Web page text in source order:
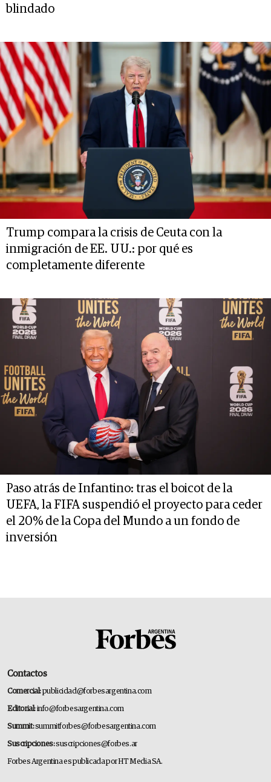
blindado
Trump compara la crisis de Ceuta con la
inmigración de EE. UU.: por qué es
completamente diferente
Paso atrás de Infantino: tras el boicot de la
UEFA, la FIFA suspendió el proyecto para ceder
el 20% de la Copa del Mundo a un fondo de
inversión
Contactos
Comercial:publicidad@forbesargentina.com
Editorial:info@forbesargentina.com
Summit:summitforbes@forbesargentina.com
Suscripciones:suscripciones@forbes.ar
Forbes Argentina es publicada por HT Media SA.